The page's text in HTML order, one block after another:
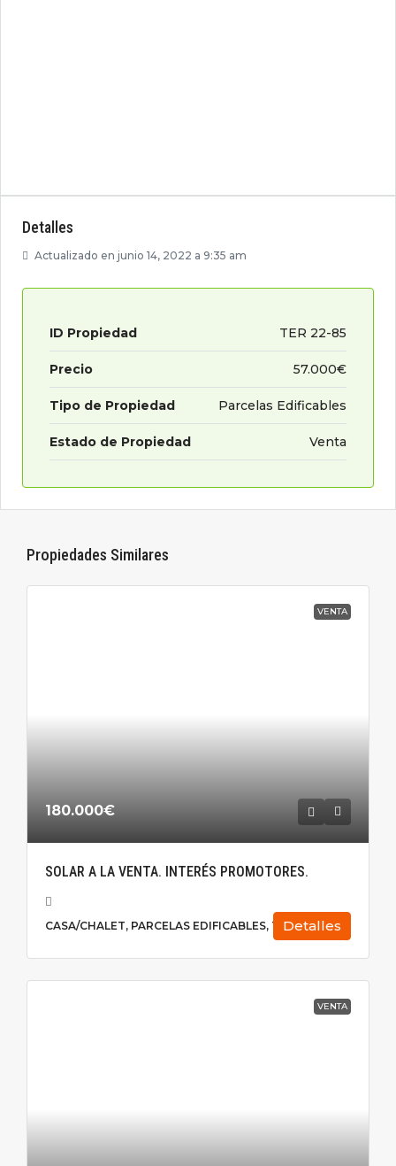
Detalles
Actualizado en junio 14, 2022 a 9:35 am
ID Propiedad TER 22-85
Precio 57.000€
Tipo de Propiedad Parcelas Edificables
Estado de Propiedad Venta
Propiedades Similares
VENTA
180.000€
SOLAR A LA VENTA. INTERÉS PROMOTORES.
CASA/CHALET, PARCELAS EDIFICABLES, TERRENO
Detalles
VENTA